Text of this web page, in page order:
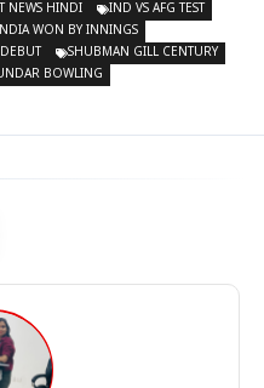
NEWS HINDI
IND VS AFG TEST
WON BY INNINGS
SHUBMAN GILL CENTURY
BOWLING